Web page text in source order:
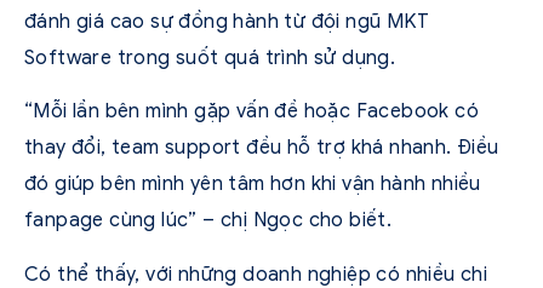
đánh giá cao sự đồng hành từ đội ngũ MKT
Software trong suốt quá trình sử dụng.
“Mỗi lần bên mình gặp vấn đề hoặc Facebook có
thay đổi, team support đều hỗ trợ khá nhanh. Điều
đó giúp bên mình yên tâm hơn khi vận hành nhiều
fanpage cùng lúc” – chị Ngọc cho biết.
Có thể thấy, với những doanh nghiệp có nhiều chi